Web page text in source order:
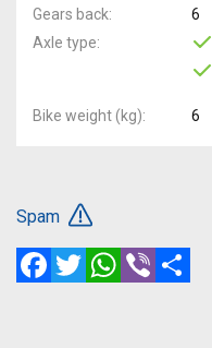
Gears back
6
Axle type
Bike weight (kg) 6
Spam
FacebookTwitterWhatsApp
Viber